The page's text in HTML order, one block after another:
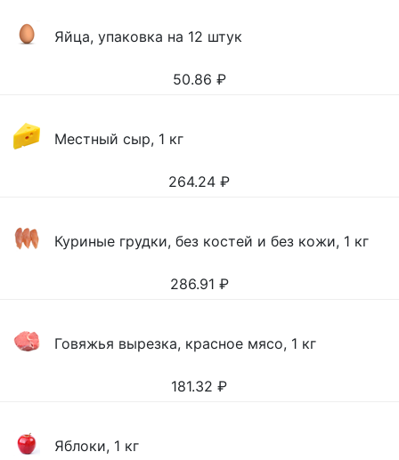
Яйца, упаковка на 12 штук
50.86 ₽
Местный сыр, 1 кг
264.24 ₽
Куриные грудки, без костей и без кожи, 1 кг
286.91 ₽
Говяжья вырезка, красное мясо, 1 кг
181.32 ₽
Яблоки, 1 кг